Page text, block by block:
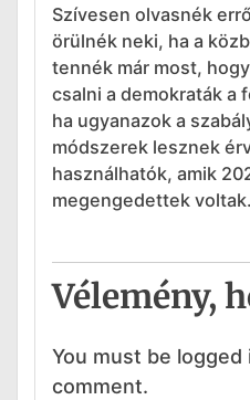
Szívesen olvasnék
örülnék neki, ha a
tennék már most,
csalni a demokraták a
ha ugyanazok a
módszerek lesznek
használhatók, amik
megengedettek voltak.
Vélemény,
You must be logged
comment.